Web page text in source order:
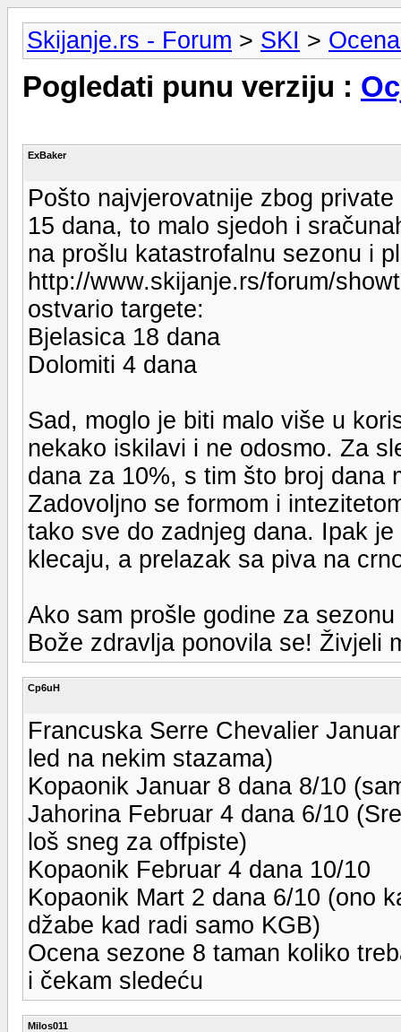
Skijanje.rs - Forum > SKI >
Pogledati punu verziju :
ExBaker
Pošto najvjerovatnije zbog
15 dana, to malo sjedoh i
na prošlu katastrofalnu sezonu i
http://www.skijanje.rs/forum/
ostvario targete:
Bjelasica 18 dana
Dolomiti 4 dana
Sad, moglo je biti malo više u
nekako iskilavi i ne odosmo. Za
dana za 10%, s tim što broj dana
Zadovoljno se formom i
tako sve do zadnjeg dana. Ipak
klecaju, a prelazak sa piva na
Ako sam prošle godine za
Bože zdravlja ponovila se! Živjeli
Cp6uH
Francuska Serre Chevalier
led na nekim stazama)
Kopaonik Januar 8 dana 8/10
Jahorina Februar 4 dana 6/10
loš sneg za offpiste)
Kopaonik Februar 4 dana 10/10
Kopaonik Mart 2 dana 6/10 (ono
džabe kad radi samo KGB)
Ocena sezone 8 taman koliko
i čekam sledeću
Milos011